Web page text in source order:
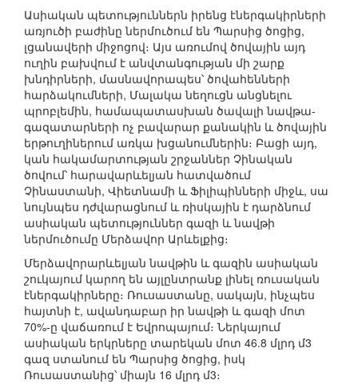
Ասիական պետություններն իրենց էներգակիրների
առյուծի բաժինը ներմուծում են Պարսից ծոցից,
լցանավերի միջոցով։ Այս առումով ծովային այդ
ուղին բախվում է անվտանգության մի շարք
խնդիրների, մասնավորապես՝ ծովահենների
հարձակումների, Մալակա նեղուցն անցնելու
պրոբլեմին, համապատասխան ծավալի նավթա-
գազատարների ոչ բավարար քանակին և ծովային
երթուղիներում առկա խցանումներին։ Բացի այդ,
կան հակամարտության շրջաններ Չինական
ծովում՝ հարավարևելյան հատվածում
Չինաստանի, Վիետնամի և Ֆիլիպինների միջև, սա
նույնպես դժվարացնում և ռիսկային է դարձնում
ասիական պետություններ գազի և նավթի
ներմուծումը Մերձավոր Արևելքից։
Մերձավորարևելյան նավթին և գազին ասիական
շուկայում կարող են այլընտրանք լինել ռուսական
էներգակիրները։ Ռուսաստանը, սակայն, ինչպես
հայտնի է, ավանդաբար իր նավթի և գազի մոտ
70%-ը վաճառում է Եվրոպայում։ Ներկայում
ասիական երկրները տարեկան մոտ 46.8 մլրդ մ3
գազ ստանում են Պարսից ծոցից, իսկ
Ռուսաստանից՝ միայն 16 մլրդ մ3։